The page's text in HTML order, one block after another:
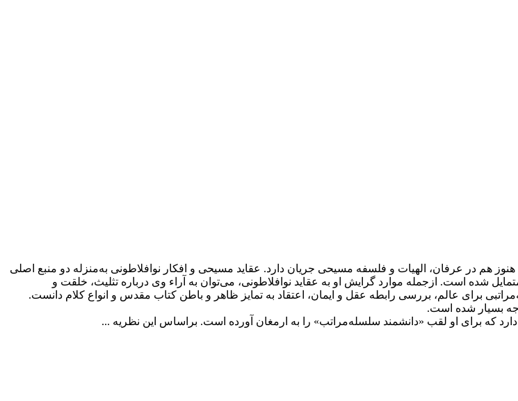
در عرفان، الهیات و فلسفه مسیحی جریان دارد. عقاید مسیحی و افکار نوافلاطونی به‌منزله دو منبع اصلی
شده است. ازجمله موارد گرایش او به عقاید نوافلاطونی، می‌توان به آراء وی درباره تثلیث، خلقت و
برای عالم، بررسی رابطه عقل و ایمان، اعتقاد به تمایز ظاهر و باطن کتاب مقدس و انواع کلام دانست.
بسیار شده است.
که برای او لقب «دانشمند سلسله‌مراتب» را به ارمغان آورده است. براساس این نظریه ...